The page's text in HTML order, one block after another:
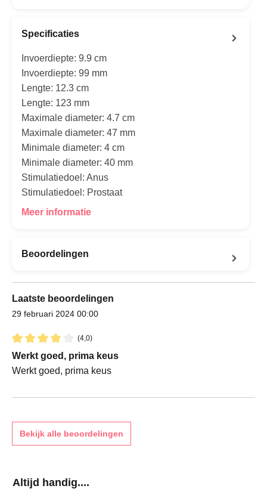
Specificaties
Invoerdiepte: 9.9 cm
Invoerdiepte: 99 mm
Lengte: 12.3 cm
Lengte: 123 mm
Maximale diameter: 4.7 cm
Maximale diameter: 47 mm
Minimale diameter: 4 cm
Minimale diameter: 40 mm
Stimulatiedoel: Anus
Stimulatiedoel: Prostaat
Meer informatie
Beoordelingen
Laatste beoordelingen
29 februari 2024 00:00
(4,0)
Recensie met een waardering van 4 van de 5 sterren
Werkt goed, prima keus
Werkt goed, prima keus
Bekijk alle beoordelingen
Productgalerij overslaan
Altijd handig....